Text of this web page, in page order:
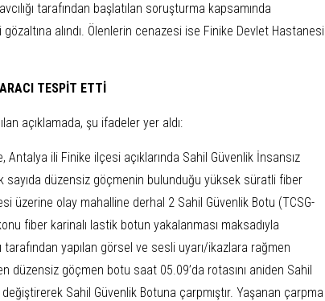
tarafından başlatılan soruşturma kapsamında
alındı. Ölenlerin cenazesi ise Finike Devlet Hastanesi
TESPİT ETTİ
açıklamada, şu ifadeler yer aldı:
ili Finike ilçesi açıklarında Sahil Güvenlik İnsansız
sayıda düzensiz göçmenin bulunduğu yüksek süratli fiber
üzerine olay mahalline derhal 2 Sahil Güvenlik Botu (TCSG-
fiber karinalı lastik botun yakalanması maksadıyla
yapılan görsel ve sesli uyarı/ikazlara rağmen
düzensiz göçmen botu saat 05.09’da rotasını aniden Sahil
Sahil Güvenlik Botuna çarpmıştır. Yaşanan çarpma